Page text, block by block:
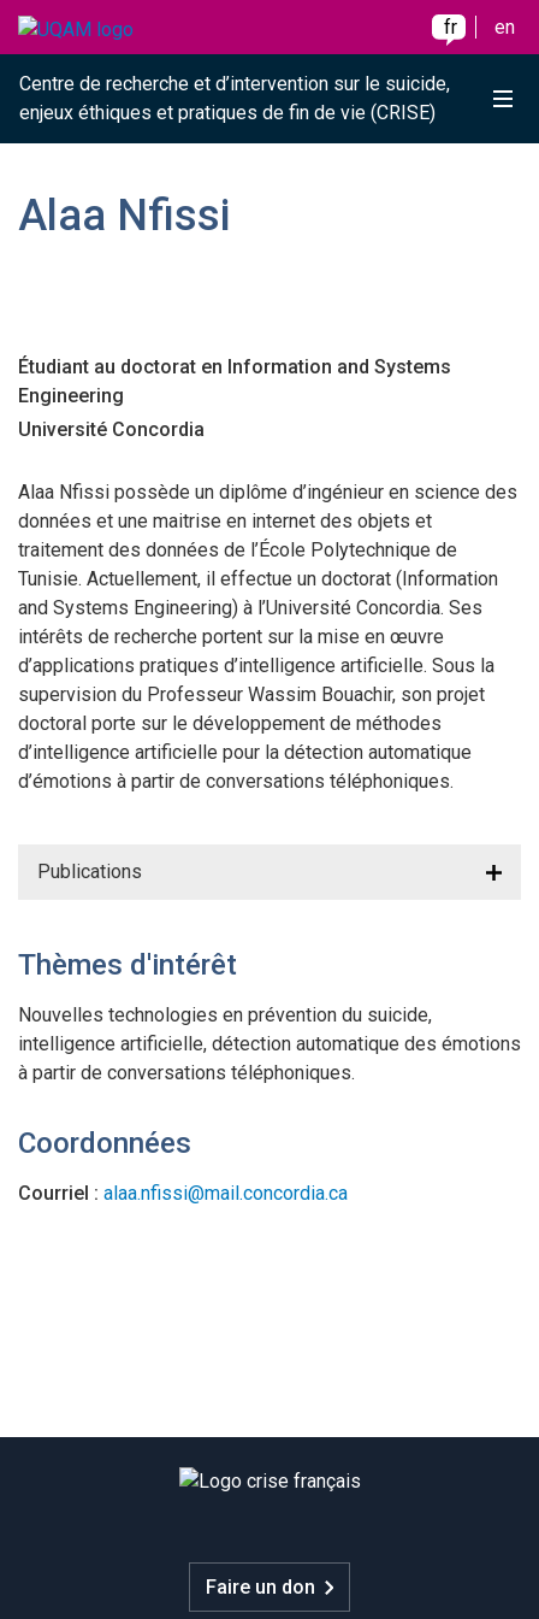
Raccourci vers le contenu
Raccourci vers le menu principal
Raccourci vers la recherche
Skip to main content
Skip to main menu
Skip to search
fr en
Centre de recherche et d’intervention sur le suicide,
enjeux éthiques et pratiques de fin de vie (CRISE)
Alaa Nfissi
Étudiant au doctorat en Information and Systems
Engineering
Université Concordia
Alaa Nfissi possède un diplôme d’ingénieur en science des
données et une maitrise en internet des objets et
traitement des données de l’École Polytechnique de
Tunisie. Actuellement, il effectue un doctorat (Information
and Systems Engineering) à l’Université Concordia. Ses
intérêts de recherche portent sur la mise en œuvre
d’applications pratiques d’intelligence artificielle. Sous la
supervision du Professeur Wassim Bouachir, son projet
doctoral porte sur le développement de méthodes
d’intelligence artificielle pour la détection automatique
d’émotions à partir de conversations téléphoniques.
Publications
Thèmes d'intérêt
Nouvelles technologies en prévention du suicide,
intelligence artificielle, détection automatique des émotions
à partir de conversations téléphoniques.
Coordonnées
Courriel : alaa.nfissi@mail.concordia.ca
Faire un don